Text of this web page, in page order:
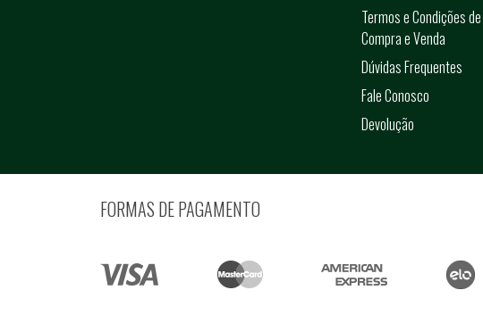
Termos e Condições de
Compra e Venda
Dúvidas Frequentes
Fale Conosco
Devolução
FORMAS DE PAGAMENTO